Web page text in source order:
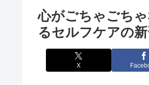
心がごちゃごち
るセルフケアの
X